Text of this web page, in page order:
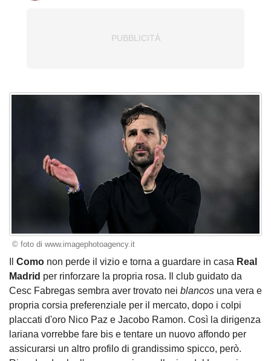
© foto di www.imagephotoagency.it
Como non perde il vizio e torna a guardare in casa Real
Madrid per rinforzare la propria rosa. Il club guidato da
Cesc Fabregas sembra aver trovato nei blancos una vera e
propria corsia preferenziale per il mercato, dopo i colpi
placcati d'oro Nico Paz e Jacobo Ramon. Così la dirigenza
lariana vorrebbe fare bis e tentare un nuovo affondo per
assicurarsi un altro profilo di grandissimo spicco, però.